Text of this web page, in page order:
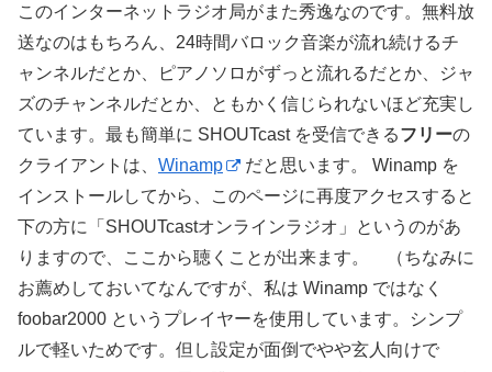
このインターネットラジオ局がまた秀逸なのです。無料放
送なのはもちろん、24時間バロック音楽が流れ続けるチ
ャンネルだとか、ピアノソロがずっと流れるだとか、ジャ
ズのチャンネルだとか、ともかく信じられないほど充実し
ています。最も簡単に SHOUTcast を受信できるフリーの
クライアントは、 Winamp
だと思います。 Winamp を
インストールしてから、このページに再度アクセスすると
下の方に「SHOUTcastオンラインラジオ」というのがあ
りますので、ここから聴くことが出来ます。 （ちなみに
お薦めしておいてなんですが、私は Winamp ではなく
foobar2000 というプレイヤーを使用しています。シンプ
ルで軽いためです。但し設定が面倒でやや玄人向けで